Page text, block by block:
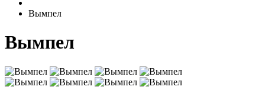
Вымпел
Вымпел